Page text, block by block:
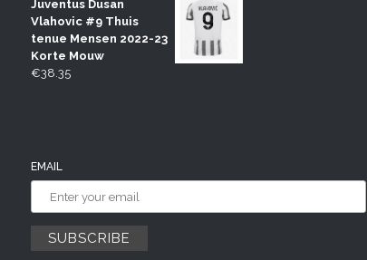
Juventus Dusan
Vlahovic #9 Thuis
tenue Mensen 2022-23
Korte Mouw
€38.35
EMAIL